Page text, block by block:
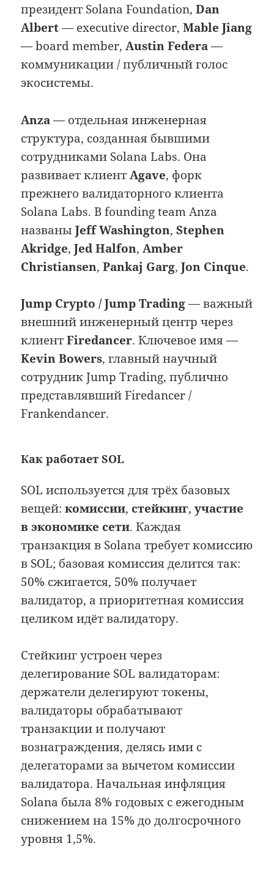
президент Solana Foundation,Dan
Albert— executive director,Mable Jiang
— board member,Austin Federa—
коммуникации / публичный голос
экосистемы.
Anza— отдельная инженерная
структура, созданная бывшими
сотрудниками Solana Labs. Она
развивает клиентAgave, форк
прежнего валидаторного клиента
Solana Labs. В founding team Anza
названыJeff Washington,Stephen
Akridge,Jed Halfon,Amber
Christiansen,Pankaj Garg,Jon Cinque.
Jump Crypto / Jump Trading— важный
внешний инженерный центр через
клиентFiredancer. Ключевое имя —
Kevin Bowers, главный научный
сотрудник Jump Trading, публично
представлявший Firedancer /
Frankendancer.
Как работает SOL
SOL используется для трёх базовых
вещей:комиссии, стейкинг,участие
в экономике сети. Каждая
транзакция в Solana требует комиссию
в SOL; базовая комиссия делится так:
50% сжигается, 50% получает
валидатор, а приоритетная комиссия
целиком идёт валидатору.
Стейкинг устроен через
делегирование SOL валидаторам:
держатели делегируют токены,
валидаторы обрабатывают
транзакции и получают
вознаграждения, делясь ими с
делегаторами за вычетом комиссии
валидатора. Начальная инфляция
Solana была 8% годовых с ежегодным
снижением на 15% до долгосрочного
уровня 1,5%.